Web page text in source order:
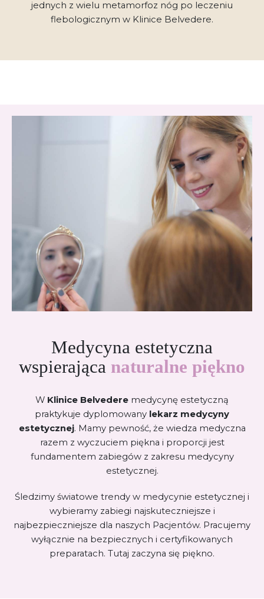
jednych z wielu metamorfoz nóg po leczeniu
flebologicznym w Klinice Belvedere.
Medycyna estetyczna
wspierająca naturalne piękno
W Klinice Belvedere medycynę estetyczną
praktykuje dyplomowany lekarz medycyny
estetycznej. Mamy pewność, że wiedza medyczna
razem z wyczuciem piękna i proporcji jest
fundamentem zabiegów z zakresu medycyny
estetycznej.
Śledzimy światowe trendy w medycynie estetycznej i
wybieramy zabiegi najskuteczniejsze i
najbezpieczniejsze dla naszych Pacjentów. Pracujemy
wyłącznie na bezpiecznych i certyfikowanych
preparatach. Tutaj zaczyna się piękno.